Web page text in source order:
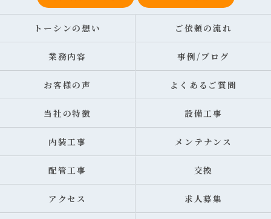
トーシンの想い ご依頼の流れ
業務内容 事例/ブログ
お客様の声 よくあるご質問
当社の特徴 設備工事
内装工事 メンテナンス
配管工事 交換
アクセス 求人募集